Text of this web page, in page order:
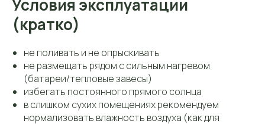
Условия эксплуатации
(кратко)
не поливать и не опрыскивать
не размещать рядом с сильным нагревом
(батареи/тепловые завесы)
избегать постоянного прямого солнца
в слишком сухих помещениях рекомендуем
нормализовать влажность воздуха (как для